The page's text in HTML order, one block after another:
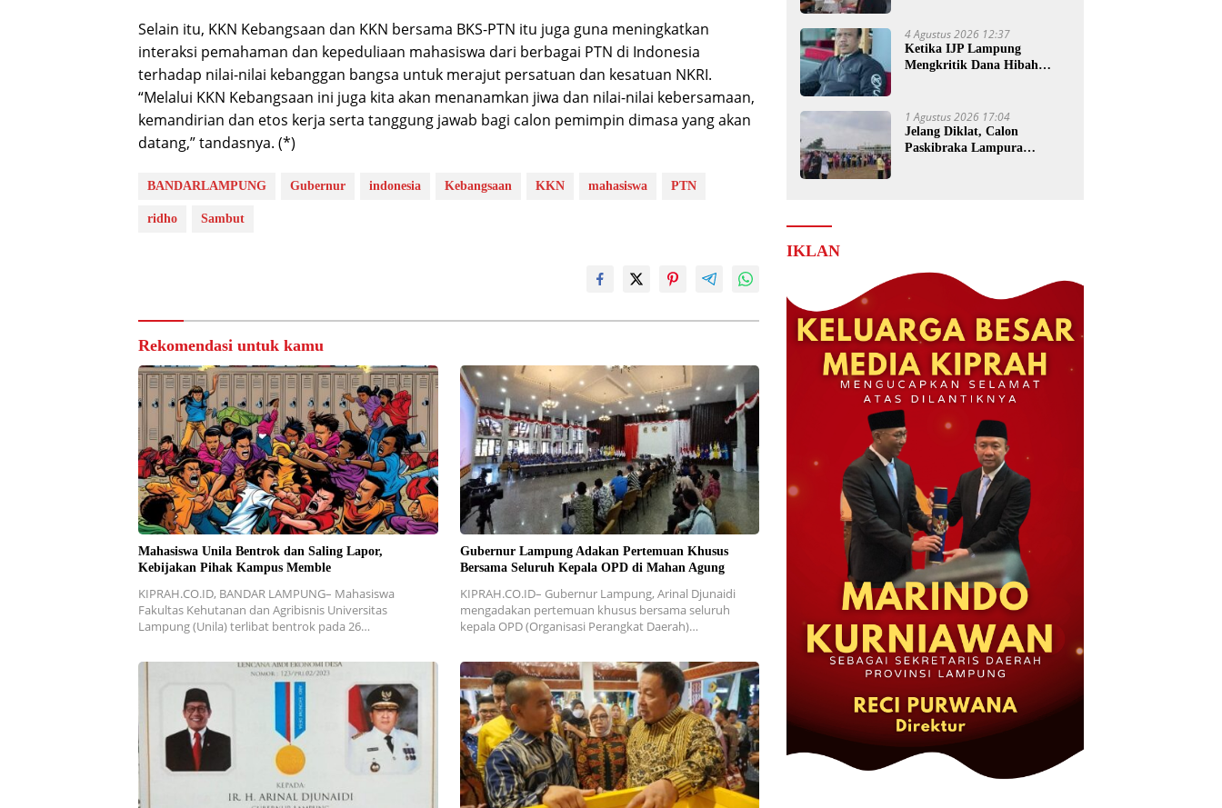
Selain itu, KKN Kebangsaan dan KKN bersama BKS-PTN itu juga guna meningkatkan
interaksi pemahaman dan kepeduliaan mahasiswa dari berbagai PTN di Indonesia
terhadap nilai-nilai kebanggan bangsa untuk merajut persatuan dan kesatuan NKRI.
“Melalui KKN Kebangsaan ini juga kita akan menanamkan jiwa dan nilai-nilai kebersamaan,
kemandirian dan etos kerja serta tanggung jawab bagi calon pemimpin dimasa yang akan
datang,” tandasnya. (*)
BANDARLAMPUNG Gubernur indonesia Kebangsaan KKN mahasiswa PTN
ridho Sambut
Rekomendasi untuk kamu
Mahasiswa Unila Bentrok dan Saling Lapor,
Kebijakan Pihak Kampus Memble
KIPRAH.CO.ID, BANDAR LAMPUNG– Mahasiswa
Fakultas Kehutanan dan Agribisnis Universitas
Lampung (Unila) terlibat bentrok pada 26…
Gubernur Lampung Adakan Pertemuan Khusus
Bersama Seluruh Kepala OPD di Mahan Agung
KIPRAH.CO.ID– Gubernur Lampung, Arinal Djunaidi
mengadakan pertemuan khusus bersama seluruh
kepala OPD (Organisasi Perangkat Daerah)…
4 Agustus 2026 12:37
Ketika IJP Lampung
Mengkritik Dana Hibah
1 Agustus 2026 17:04
Jelang Diklat, Calon
Paskibraka Lampura
IKLAN